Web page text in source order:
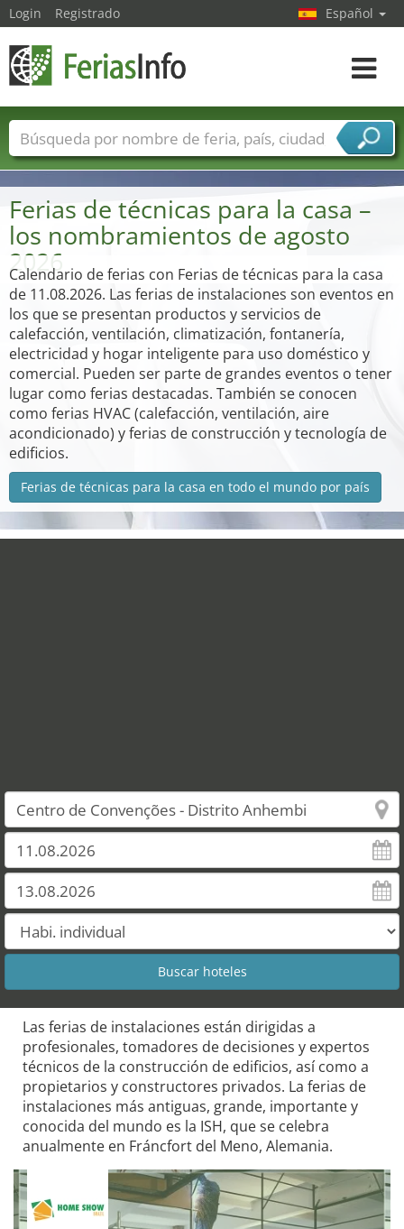
Ferias de técnicas para la casa –
los nombramientos de agosto
2026
Calendario de ferias con Ferias de técnicas para la casa
de 11.08.2026. Las ferias de instalaciones son eventos en
los que se presentan productos y servicios de
calefacción, ventilación, climatización, fontanería,
electricidad y hogar inteligente para uso doméstico y
comercial. Pueden ser parte de grandes eventos o tener
lugar como ferias destacadas. También se conocen
como ferias HVAC (calefacción, ventilación, aire
acondicionado) y ferias de construcción y tecnología de
edificios.
Ferias de técnicas para la casa en todo el mundo por país
Las ferias de instalaciones están dirigidas a
profesionales, tomadores de decisiones y expertos
técnicos de la construcción de edificios, así como a
propietarios y constructores privados. La ferias de
instalaciones más antiguas, grande, importante y
conocida del mundo es la ISH, que se celebra
anualmente en Fráncfort del Meno​, Alemania.
Login Registrado Español
toggle
Nombres de ferias Países
Ciudades
Sectores de ferias
Sectores de proveedor de servicios